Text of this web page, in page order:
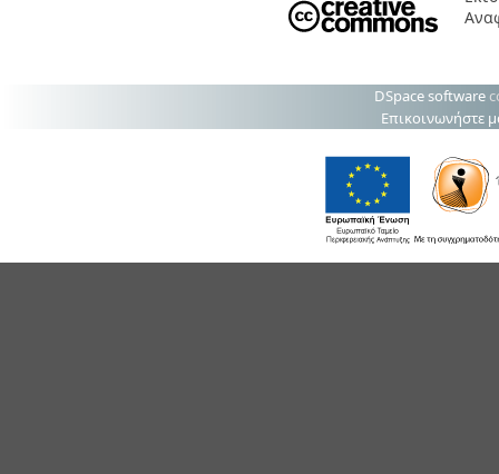
DSpace software
Επικοινωνήστε